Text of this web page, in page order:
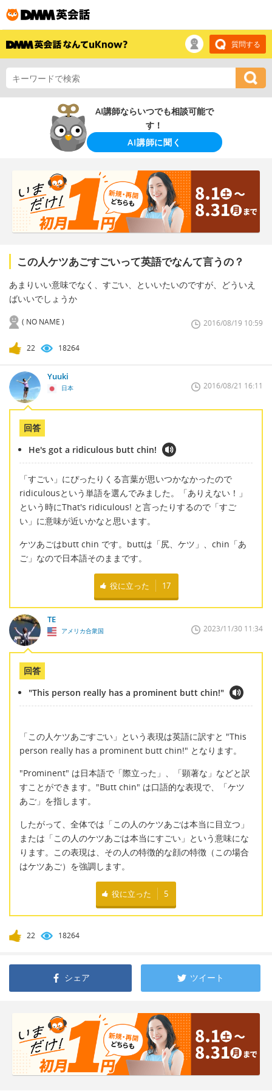
質問する
AI講師ならいつでも相談可能で
す！
AI講師に聞く
この人ケツあごすごいって英語でなんて言うの？
あまりいい意味でなく、すごい、といいたいのですが、どういえ
ばいいでしょうか
( NO NAME ) 2016/08/19 10:59
22 18264
Yuuki
日本 2016/08/21 16:11
回答
He's got a ridiculous butt chin!
「すごい」にぴったりくる言葉が思いつかなかったので
ridiculousという単語を選んでみました。「ありえない！」
という時にThat's ridiculous! と言ったりするので「すご
い」に意味が近いかなと思います。
ケツあごはbutt chin です。buttは「尻、ケツ」、chin「あ
ご」なので日本語そのままです。
役に立った 17
TE
アメリカ合衆国 2023/11/30 11:34
回答
"This person really has a prominent butt chin!"
「この人ケツあごすごい」という表現は英語に訳すと "This
person really has a prominent butt chin!" となります。
"Prominent" は日本語で「際立った」、「顕著な」などと訳
すことができます。"Butt chin" は口語的な表現で、「ケツ
あご」を指します。
したがって、全体では「この人のケツあごは本当に目立つ」
または「この人のケツあごは本当にすごい」という意味にな
ります。この表現は、その人の特徴的な顔の特徴（この場合
はケツあご）を強調します。
役に立った 5
22 18264
シェア ツイート